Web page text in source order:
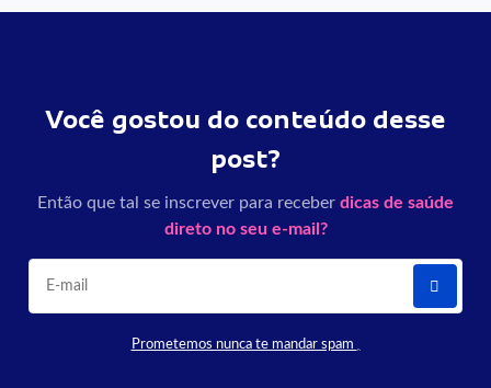
Você gostou do conteúdo desse
post?
Então que tal se inscrever para receber dicas de saúde
direto no seu e-mail?
Prometemos nunca te mandar spam